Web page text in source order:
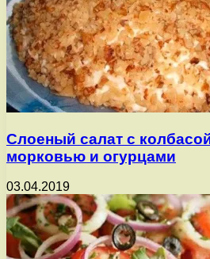
Слоеный салат с
морковью и огурцами
03.04.2019